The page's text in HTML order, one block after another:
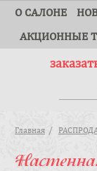
О САЛОНЕ
АКЦИОННЫЕ
Главная